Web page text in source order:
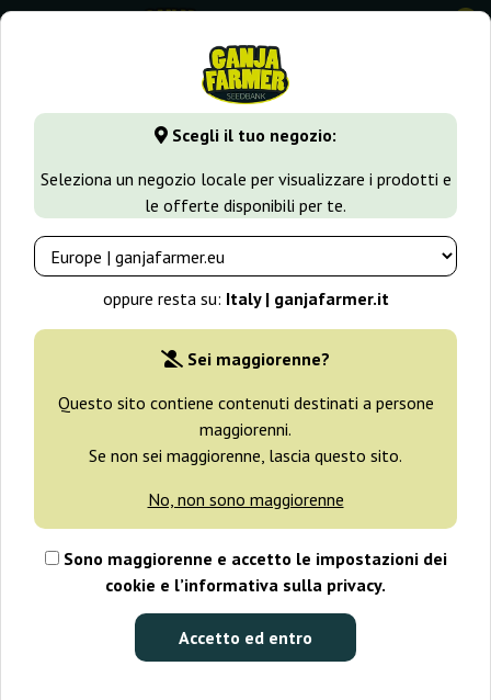
Scegli il tuo negozio:
Seleziona un negozio locale per visualizzare i prodotti e
le offerte disponibili per te.
oppure resta su: Italy | ganjafarmer.it
Sei maggiorenne?
Questo sito contiene contenuti destinati a persone
maggiorenni.
Se non sei maggiorenne, lascia questo sito.
No, non sono maggiorenne
Sono maggiorenne e accetto le impostazioni dei
cookie e l’informativa sulla privacy.
Accetto ed entro
0
GanjaFarmer.it Tipi di Semi Semi Femminizzati di